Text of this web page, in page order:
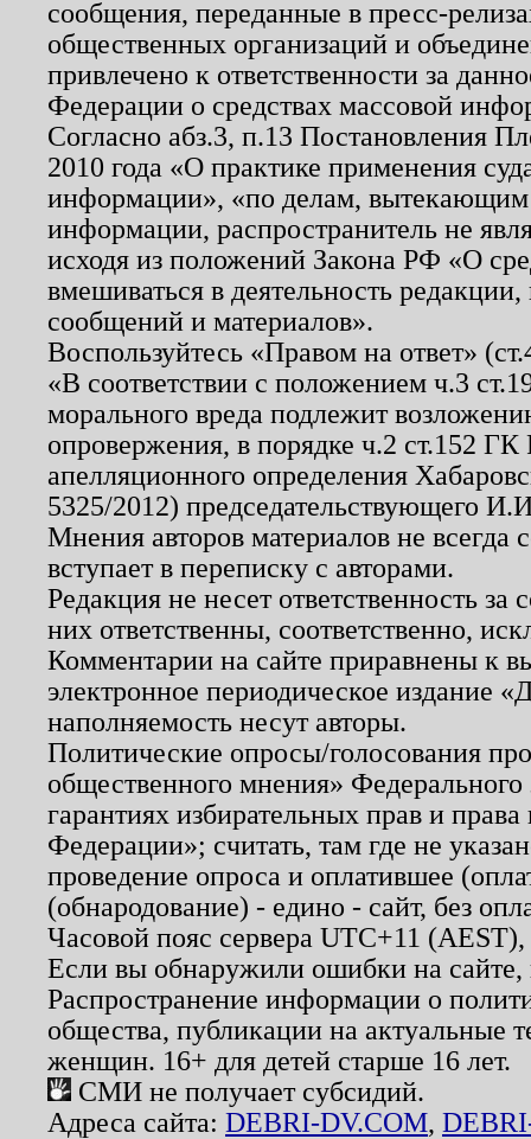
сообщения, переданные в пресс-
общественных организаций и
привлечено к ответственности за
Федерации о средствах массовой
Согласно абз.3, п.13 Постановления
2010 года «О практике применения
информации», «по делам, вытекающим
информации, распространитель не
исходя из положений Закона РФ «О
вмешиваться в деятельность
сообщений и материалов».
Воспользуйтесь «Правом на ответ»
«В соответствии с положением ч.3
морального вреда подлежит
опровержения, в порядке ч.2 ст.152
апелляционного определения
5325/2012) председательствующего
Мнения авторов материалов не
вступает в переписку с авторами.
Редакция не несет ответственность
них ответственны, соответственно,
Комментарии на сайте приравнены к
электронное периодическое издание
наполняемость несут авторы.
Политические опросы/голосования
общественного мнения»
гарантиях избирательных прав и
Федерации»; считать, там где не
проведение опроса и оплатившее
(обнародование) - едино - сайт, без
Часовой пояс сервера UTC+11
Если вы обнаружили ошибки на
Распространение информации о
общества, публикации на актуальные
женщин. 16+ для детей старше 16 лет.
СМИ не получает субсидий.
Адреса сайта: DEBRI-DV.COM,